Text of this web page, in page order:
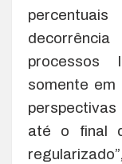
processos
somente
até o final